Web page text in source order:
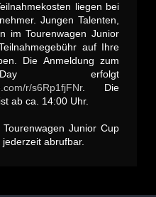
liegen bei
Jungen Talenten,
im Tourenwagen Junior
auf Ihre
Die Anmeldung zum
erfolgt
r/s6Rp1fjFNr. Die
ab ca. 14:00 Uhr.
Junior Cup
abrufbar.